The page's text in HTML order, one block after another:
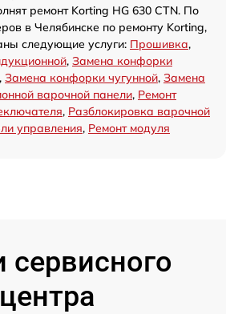
ремонт Korting HG 630 CTN. По
в Челябинске по ремонту Korting,
следующие услуги: Прошивка,
, Замена конфорки
, Замена конфорки чугунной, Замена
варочной панели, Ремонт
, Разблокировка варочной
управления, Ремонт модуля
сервисного
центра